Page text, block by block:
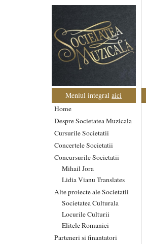
Meniul integralaici
Home
Despre Societatea Muzicala
Cursurile Societatii
Concertele Societatii
Concursurile Societatii
Mihail Jora
Lidia Vianu Translates
Alte proiecte ale Societatii
Societatea Culturala
Locurile Culturii
Elitele Romaniei
Parteneri si finantatori